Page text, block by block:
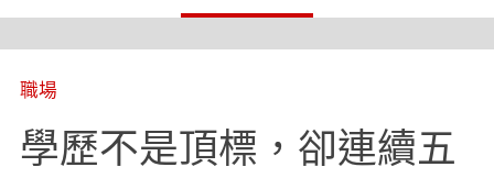
職場
學歷不是頂標，卻連續五